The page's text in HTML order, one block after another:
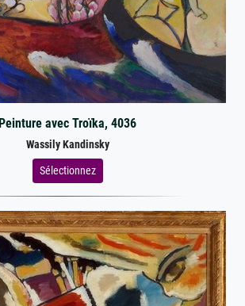
Peinture avec Troïka, 4036
Wassily Kandinsky
Sélectionnez